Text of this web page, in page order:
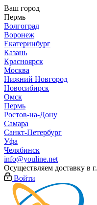
Ваш город
Пермь
Волгоград
Воронеж
Екатеринбург
Казань
Красноярск
Москва
Нижний Новгород
Новосибирск
Омск
Пермь
Ростов-на-Дону
Самара
Санкт-Петербург
Уфа
Челябинск
info@youline.net
Осуществляем доставку в г.
Войти